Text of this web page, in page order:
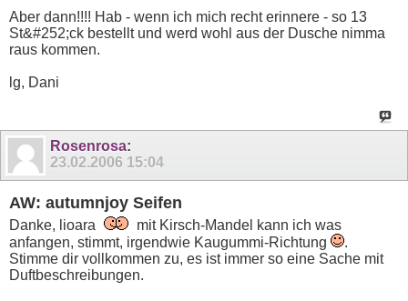
Aber dann!!!! Hab - wenn ich mich recht erinnere - so 13
St&#252;ck bestellt und werd wohl aus der Dusche nimma
raus kommen.
lg, Dani
Rosenrosa:
23.02.2006 15:04
AW: autumnjoy Seifen
Danke, lioara
mit Kirsch-Mandel kann ich was
anfangen, stimmt, irgendwie Kaugummi-Richtung
.
Stimme dir vollkommen zu, es ist immer so eine Sache mit
Duftbeschreibungen.